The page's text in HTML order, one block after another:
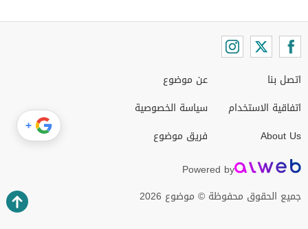
اتصل بنا
اتفاقية الاستخدام
About Us
عن موضوع
سياسة الخصوصية
فريق موضوع
Powered by
جميع الحقوق محفوظة © موضوع 2026
+